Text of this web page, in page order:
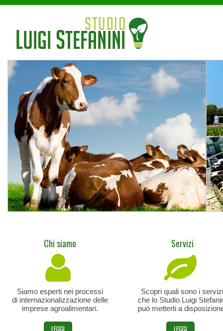
Chi siamo
Siamo esperti nei processi
di internazionalizzazione delle
imprese agroalimentari.
Servizi
Scopri quali sono i servizi
che lo Studio Luigi
può metterti a